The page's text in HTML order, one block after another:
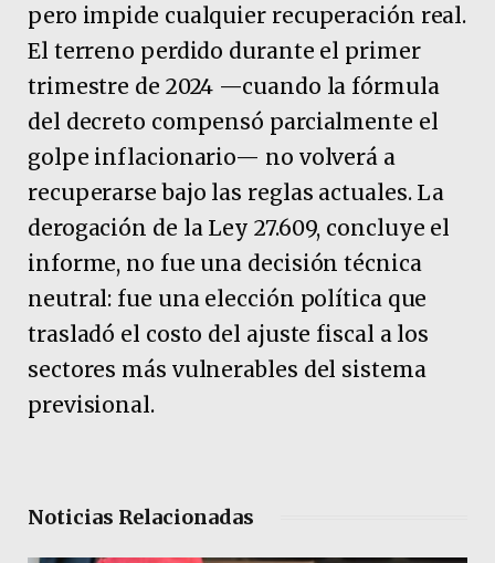
pero impide cualquier recuperación real.
El terreno perdido durante el primer
trimestre de 2024 —cuando la fórmula
del decreto compensó parcialmente el
golpe inflacionario— no volverá a
recuperarse bajo las reglas actuales. La
derogación de la Ley 27.609, concluye el
informe, no fue una decisión técnica
neutral: fue una elección política que
trasladó el costo del ajuste fiscal a los
sectores más vulnerables del sistema
previsional.
Noticias Relacionadas